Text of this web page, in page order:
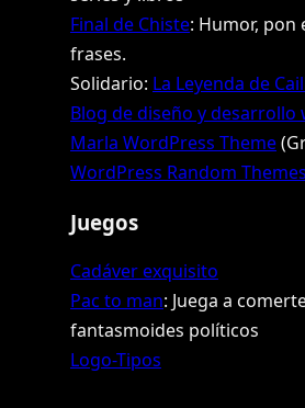
Final de Chiste: Humor, pon
frases.
Solidario: La Leyenda de
Blog de diseño y desarrollo
Marla WordPress Theme
WordPress Random Themes
Juegos
Cadáver exquisito
Pac to man: Juega a
fantasmoides políticos
Logo-Tipos